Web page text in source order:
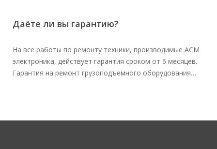
Даёте ли вы гарантию?
На все работы по ремонту техники, производимые АСМ
электроника, действует гарантия сроком от 6 месяцев.
Гарантия на ремонт грузоподъемного оборудования…